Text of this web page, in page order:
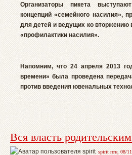
Организаторы пикета
концепций «семейного насилия»,
для детей и ведущих ко
«профилактики насилия».
Напомним, что 24 апреля 2013
времени» была проведена
против введения ювенальных
Вся власть
spirit птн, 08/